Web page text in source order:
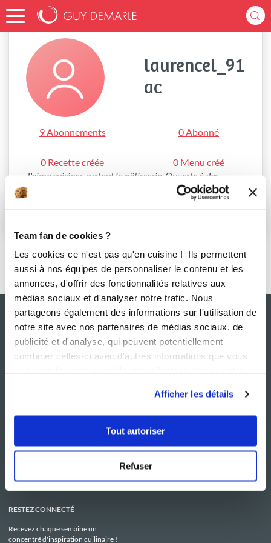
Team fan de cookies ?
Les cookies ce n'est pas qu'en cuisine ! Ils permettent
aussi à nos équipes de personnaliser le contenu et les
annonces, d'offrir des fonctionnalités relatives aux
médias sociaux et d'analyser notre trafic. Nous
partageons également des informations sur l'utilisation de
notre site avec nos partenaires de médias sociaux, de
publicité et d'analyse, qui peuvent potentiellement
combiner celles-ci avec d'autres informations que vous
Afficher les détails
Tout autoriser
Refuser
Accueil laurencel_91ac
laurencel_91
ac
9 Abonnements 0 Abonné
0 Recette créée
0 Menu créé
J'aime cuisiner, surtout la pâtisserie. Ouverte à des
rencontres culinaires amicales
Le Mag'
Contactez-nous
Mentions légales
Politique de confidentialité
RESTEZ CONNECTÉ
Recevez chaque semaine un
concentré d'inspiration cuilinaire !